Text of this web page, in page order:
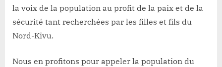
la voix de la population au profit de la paix et de la
sécurité tant recherchées par les filles et fils du
Nord-Kivu.
Nous en profitons pour appeler la population du